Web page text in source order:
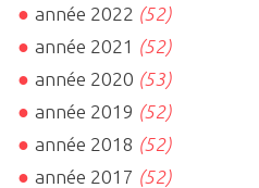
année 2022 (52)
année 2021 (52)
année 2020 (53)
année 2019 (52)
année 2018 (52)
année 2017 (52)